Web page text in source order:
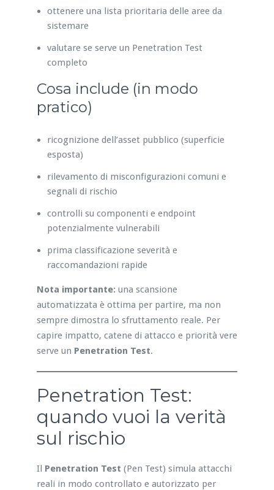
ottenere una lista prioritaria delle aree da
sistemare
valutare se serve un Penetration Test
completo
Cosa include (in modo
pratico)
ricognizione dell’asset pubblico (superficie
esposta)
rilevamento di misconfigurazioni comuni e
segnali di rischio
controlli su componenti e endpoint
potenzialmente vulnerabili
prima classificazione severità e
raccomandazioni rapide
Nota importante: una scansione
automatizzata è ottima per partire, ma non
sempre dimostra lo sfruttamento reale. Per
capire impatto, catene di attacco e priorità vere
serve un Penetration Test.
Penetration Test:
quando vuoi la verità
sul rischio
Il Penetration Test (Pen Test) simula attacchi
reali in modo controllato e autorizzato per